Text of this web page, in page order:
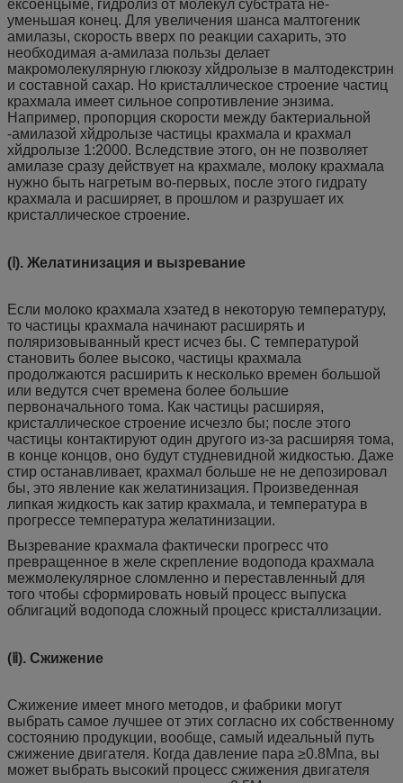
ексоенцыме, гидролиз от молекул субстрата не-
уменьшая конец. Для увеличения шанса малтогеник
амилазы, скорость вверх по реакции сахарить, это
необходимая а-амилаза пользы делает
макромолекулярную глюкозу хйдролызе в малтодекстрин
и составной сахар. Но кристаллическое строение частиц
крахмала имеет сильное сопротивление энзима.
Например, пропорция скорости между бактериальной
-амилазой хйдролызе частицы крахмала и крахмал
хйдролызе 1:2000. Вследствие этого, он не позволяет
амилазе сразу действует на крахмале, молоку крахмала
нужно быть нагретым во-первых, после этого гидрату
крахмала и расширяет, в прошлом и разрушает их
кристаллическое строение.
(ⅰ). Желатинизация и вызревание
Если молоко крахмала хэатед в некоторую температуру,
то частицы крахмала начинают расширять и
поляризовыванный крест исчез бы. С температурой
становить более высоко, частицы крахмала
продолжаются расширить к несколько времен большой
или ведутся счет времена более большие
первоначального тома. Как частицы расширяя,
кристаллическое строение исчезло бы; после этого
частицы контактируют один другого из-за расширяя тома,
в конце концов, оно будут студневидной жидкостью. Даже
стир останавливает, крахмал больше не не депозировал
бы, это явление как желатинизация. Произведенная
липкая жидкость как затир крахмала, и температура в
прогрессе температура желатинизации.
Вызревание крахмала фактически прогресс что
превращенное в желе скрепление водопода крахмала
межмолекулярное сломленно и переставленный для
того чтобы сформировать новый процесс выпуска
облигаций водопода сложный процесс кристаллизации.
(ⅱ). Сжижение
Сжижение имеет много методов, и фабрики могут
выбрать самое лучшее от этих согласно их собственному
состоянию продукции, вообще, самый идеальный путь
сжижение двигателя. Когда давление пара ≥0.8Мпа, вы
может выбрать высокий процесс сжижения двигателя